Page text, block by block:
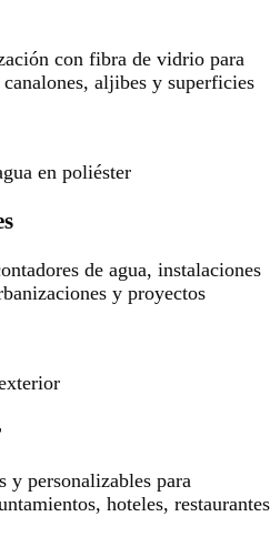
con fibra de vidrio para
aljibes y superficies
en poliéster
de agua, instalaciones
y proyectos
y personalizables para
hoteles, restaurantes